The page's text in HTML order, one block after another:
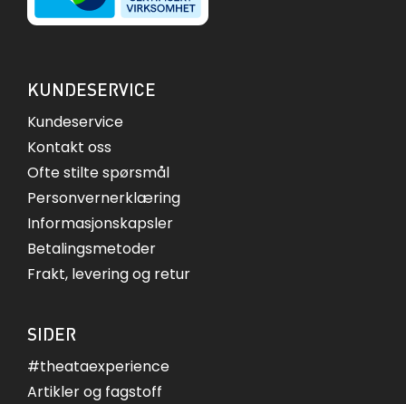
KUNDESERVICE
Kundeservice
Kontakt oss
Ofte stilte spørsmål
Personvernerklæring
Informasjonskapsler
Betalingsmetoder
Frakt, levering og retur
SIDER
#theataexperience
Artikler og fagstoff